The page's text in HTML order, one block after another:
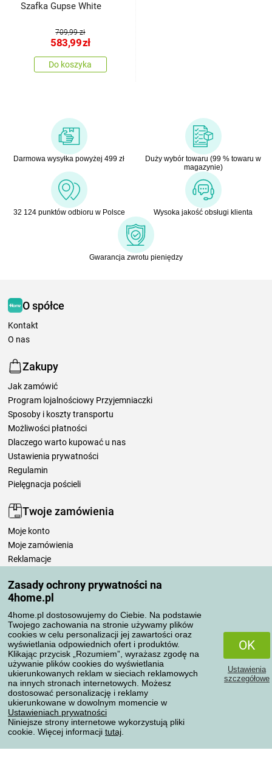
Zasady ochrony prywatności na
4home.pl
4home.pl dostosowujemy do Ciebie. Na podstawie
Twojego zachowania na stronie używamy plików
cookies w celu personalizacji jej zawartości oraz
wyświetlania odpowiednich ofert i produktów.
Klikając przycisk „Rozumiem”, wyrażasz zgodę na
używanie plików cookies do wyświetlania
ukierunkowanych reklam w sieciach reklamowych
na innych stronach internetowych. Możesz
dostosować personalizację i reklamy
ukierunkowane w dowolnym momencie w
Ustawieniach prywatności
Niniejsze strony internetowe wykorzystują pliki
cookie. Więcej informacji tutaj
OK
Ustawienia
szczegółowe
Szafka Gupse White
709,99 zł
583,99zł
Do koszyka
Darmowa wysyłka powyżej 499 zł
Duży wybór towaru (99 % towaru w
magazynie)
32 124 punktów odbioru w Polsce Wysoka jakość obsługi klienta
Gwarancja zwrotu pieniędzy
O spółce
Kontakt
O nas
Zakupy
Jak zamówić
Program lojalnościowy Przyjemniaczki
Sposoby i koszty transportu
Możliwości płatności
Dlaczego warto kupować u nas
Ustawienia prywatności
Regulamin
Pielęgnacja pościeli
Twoje zamówienia
Moje konto
Moje zamówienia
Reklamacje
Zasady przetwarzania recenzji
Sposoby transportu
Metody płatności
Niezawodny sklep